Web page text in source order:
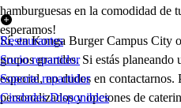
hamburguesas en la comodidad de
esperamos!
Sí, en Konga Burger Campus City
grupos grandes. Si estás
especial, no dudes en contactarnos.
personalizados y opciones de
Restaurantes
Socio repartidor
Soporte repartidor
Ciudades Disponibles